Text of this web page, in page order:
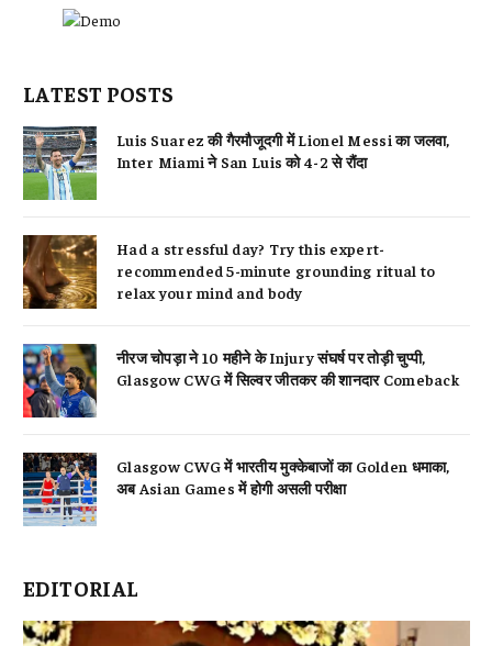
LATEST POSTS
Luis Suarez की गैरमौजूदगी में Lionel Messi का जलवा,
Inter Miami ने San Luis को 4-2 से रौंदा
Had a stressful day? Try this expert-
recommended 5-minute grounding ritual to
relax your mind and body
नीरज चोपड़ा ने 10 महीने के Injury संघर्ष पर तोड़ी चुप्पी,
Glasgow CWG में सिल्वर जीतकर की शानदार Comeback
Glasgow CWG में भारतीय मुक्केबाजों का Golden धमाका,
अब Asian Games में होगी असली परीक्षा
EDITORIAL